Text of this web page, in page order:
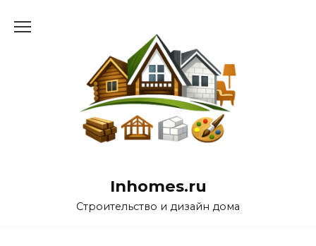
Inhomes.ru
Строительство и дизайн дома